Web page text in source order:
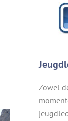
Zowel